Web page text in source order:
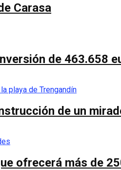
Carasa
de 463.658
de un
ofrecerá más de